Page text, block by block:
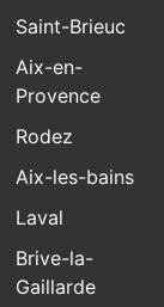
Saint-Brieuc
Aix-en-
Provence
Rodez
Aix-les-bains
Laval
Brive-la-
Gaillarde